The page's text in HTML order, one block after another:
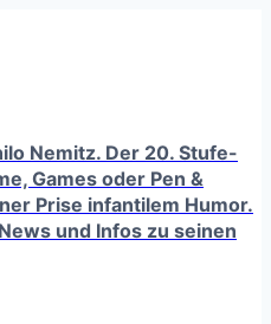
Nemitz. Der 20. Stufe-
Games oder Pen &
Prise infantilem Humor.
und Infos zu seinen